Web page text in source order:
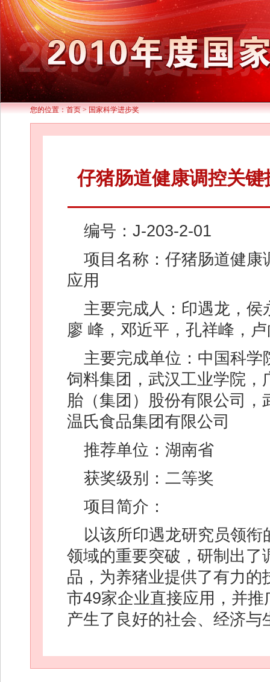
您的位置：首页>国家科学进步奖
仔猪肠道健康调控关
编号：J-203-2-01
项目名称：仔猪肠道健
应用
主要完成人：印遇龙，
廖 峰，邓近平，孔祥峰，
主要完成单位：中国科
饲料集团，武汉工业学院
胎（集团）股份有限公司
温氏食品集团有限公司
推荐单位：湖南省
获奖级别：二等奖
项目简介：
以该所印遇龙研究员领
领域的重要突破，研制出
品，为养猪业提供了有力
市49家企业直接应用，并
产生了良好的社会、经济与